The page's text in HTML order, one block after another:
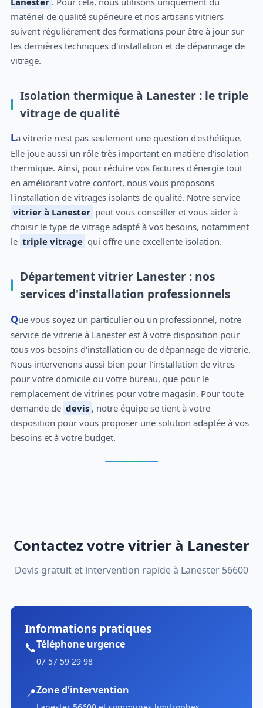
matériel de qualité supérieure et nos artisans vitriers
suivent régulièrement des formations pour être à jour sur
les dernières techniques d'installation et de dépannage de
vitrage.
Isolation thermique à Lanester : le triple
vitrage de qualité
La vitrerie n'est pas seulement une question d'esthétique.
Elle joue aussi un rôle très important en matière d'isolation
thermique. Ainsi, pour réduire vos factures d'énergie tout
en améliorant votre confort, nous vous proposons
l'installation de vitrages isolants de qualité. Notre service
vitrier à Lanester peut vous conseiller et vous aider à
choisir le type de vitrage adapté à vos besoins, notamment
le triple vitrage qui offre une excellente isolation.
Département vitrier Lanester : nos
services d'installation professionnels
Que vous soyez un particulier ou un professionnel, notre
service de vitrerie à Lanester est à votre disposition pour
tous vos besoins d'installation ou de dépannage de vitrerie.
Nous intervenons aussi bien pour l'installation de vitres
pour votre domicile ou votre bureau, que pour le
remplacement de vitrines pour votre magasin. Pour toute
demande de devis , notre équipe se tient à votre
disposition pour vous proposer une solution adaptée à vos
besoins et à votre budget.
Contactez votre vitrier à Lanester
Devis gratuit et intervention rapide à Lanester 56600
Informations pratiques
📞Téléphone urgence
07 57 59 29 98
📍Zone d'intervention